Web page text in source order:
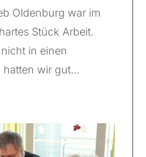
Oldenburg war im
Stück Arbeit.
in einen
hatten wir gut...